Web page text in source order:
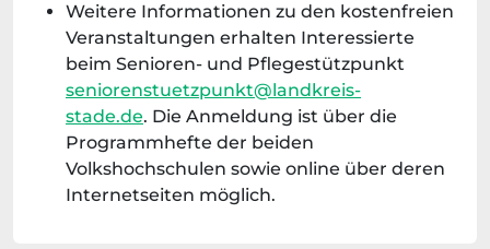
Weitere Informationen zu den kostenfreien
Veranstaltungen erhalten Interessierte
beim Senioren- und Pflegestützpunkt
seniorenstuetzpunkt@landkreis-
stade.de. Die Anmeldung ist über die
Programmhefte der beiden
Volkshochschulen sowie online über deren
Internetseiten möglich.